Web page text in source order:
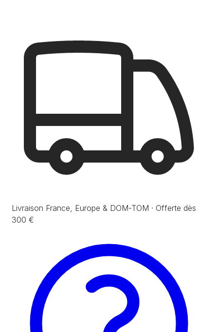
Livraison France, Europe & DOM-TOM · Offerte dès
300 €